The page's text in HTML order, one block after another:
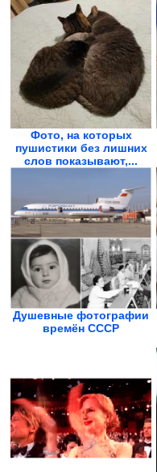
Фото, на которых
пушистики без лишних
слов показывают,...
Душевные фотографии
времён СССР